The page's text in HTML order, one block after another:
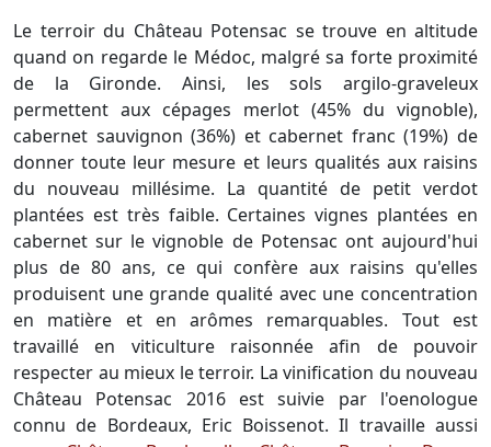
Le terroir du Château Potensac se trouve en altitude
quand on regarde le Médoc, malgré sa forte proximité
de la Gironde. Ainsi, les sols argilo-graveleux
permettent aux cépages merlot (45% du vignoble),
cabernet sauvignon (36%) et cabernet franc (19%) de
donner toute leur mesure et leurs qualités aux raisins
du nouveau millésime. La quantité de petit verdot
plantées est très faible. Certaines vignes plantées en
cabernet sur le vignoble de Potensac ont aujourd'hui
plus de 80 ans, ce qui confère aux raisins qu'elles
produisent une grande qualité avec une concentration
en matière et en arômes remarquables. Tout est
travaillé en viticulture raisonnée afin de pouvoir
respecter au mieux le terroir. La vinification du nouveau
Château Potensac 2016 est suivie par l'oenologue
connu de Bordeaux, Eric Boissenot. Il travaille aussi